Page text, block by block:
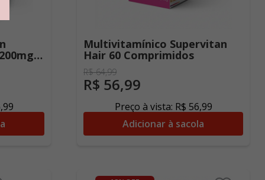
,99
Multivitamínico Supervitan
Hair 60 Comprimidos
R$ 64,99
R$ 56,99
Preço à vista: R$ 56,99
Adicionar à sacola